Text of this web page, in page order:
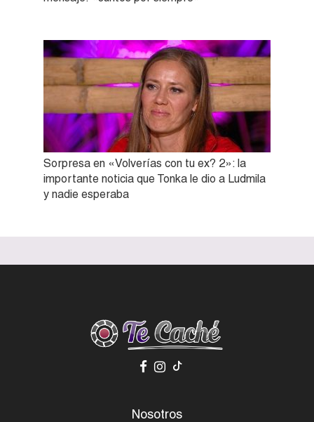
Sorpresa en «Volverías con tu ex? 2»: la
importante noticia que Tonka le dio a Ludmila
y nadie esperaba
Nosotros